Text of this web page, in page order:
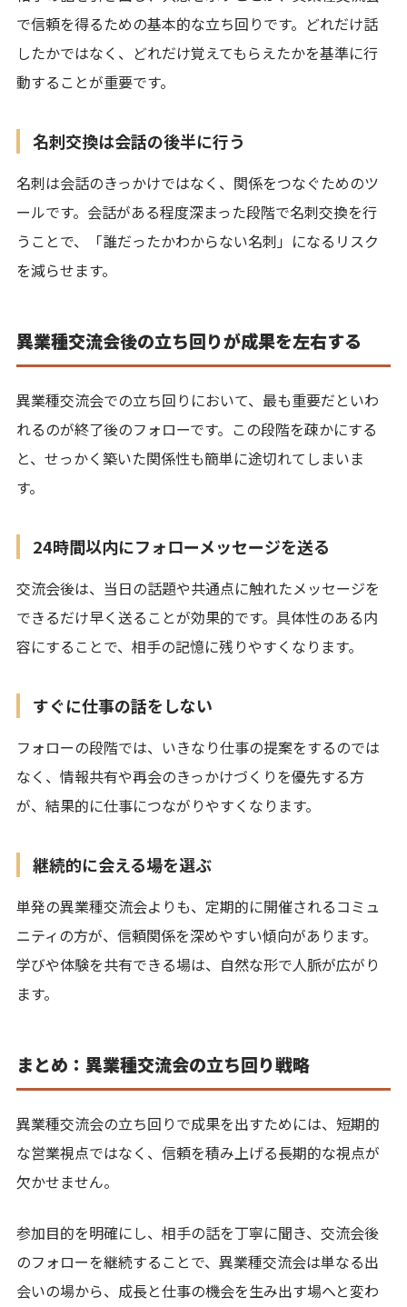
で信頼を得るための基本的な立ち回りです。どれだけ話
したかではなく、どれだけ覚えてもらえたかを基準に行
動することが重要です。
名刺交換は会話の後半に行う
名刺は会話のきっかけではなく、関係をつなぐためのツ
ールです。会話がある程度深まった段階で名刺交換を行
うことで、「誰だったかわからない名刺」になるリスク
を減らせます。
異業種交流会後の立ち回りが成果を左右する
異業種交流会での立ち回りにおいて、最も重要だといわ
れるのが終了後のフォローです。この段階を疎かにする
と、せっかく築いた関係性も簡単に途切れてしまいま
す。
24時間以内にフォローメッセージを送る
交流会後は、当日の話題や共通点に触れたメッセージを
できるだけ早く送ることが効果的です。具体性のある内
容にすることで、相手の記憶に残りやすくなります。
すぐに仕事の話をしない
フォローの段階では、いきなり仕事の提案をするのでは
なく、情報共有や再会のきっかけづくりを優先する方
が、結果的に仕事につながりやすくなります。
継続的に会える場を選ぶ
単発の異業種交流会よりも、定期的に開催されるコミュ
ニティの方が、信頼関係を深めやすい傾向があります。
学びや体験を共有できる場は、自然な形で人脈が広がり
ます。
まとめ：異業種交流会の立ち回り戦略
異業種交流会の立ち回りで成果を出すためには、短期的
な営業視点ではなく、信頼を積み上げる長期的な視点が
欠かせません。
参加目的を明確にし、相手の話を丁寧に聞き、交流会後
のフォローを継続することで、異業種交流会は単なる出
会いの場から、成長と仕事の機会を生み出す場へと変わ